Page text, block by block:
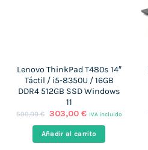
Lenovo ThinkPad T480s 14″
Táctil / i5-8350U / 16GB
DDR4 512GB SSD Windows
11
599,00€ El
original
era:
303,00 €El
actual
es:
IVA incluido
Añadir al carrito